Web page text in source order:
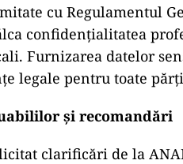
cu Regulamentul
confidențialitatea
Furnizarea datelor
legale pentru toate
și recomandări
clarificări de la